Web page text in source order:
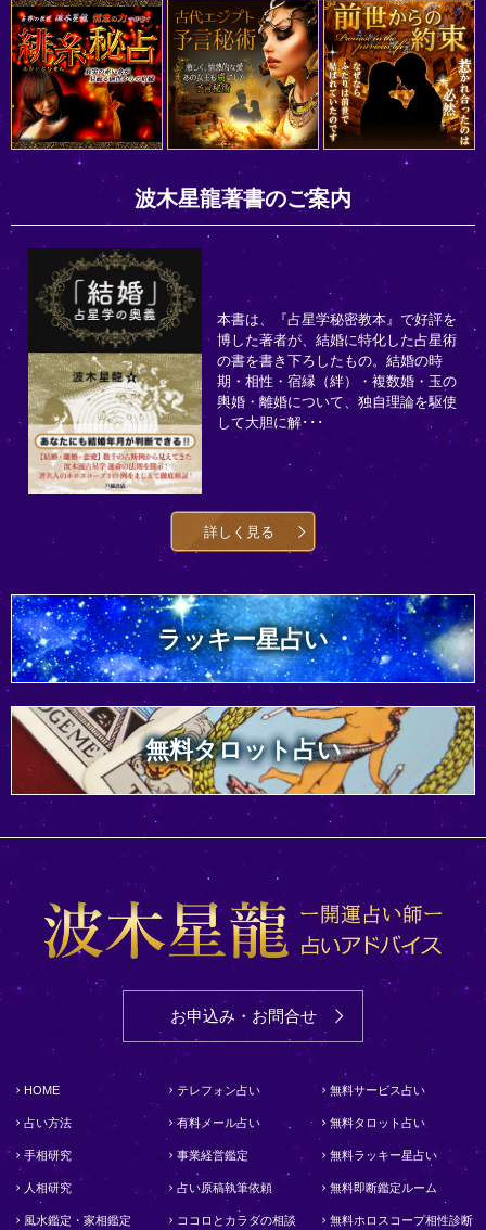
波木星龍著書のご案内
本書は、『占星学秘密教本』で好評を
博した著者が、結婚に特化した占星術
の書を書き下ろしたもの。結婚の時
期・相性・宿縁（絆）・複数婚・玉の
輿婚・離婚について、独自理論を駆使
して大胆に解･･･
詳しく見る
ラッキー星占い
無料タロット占い
お申込み・お問合せ
HOME
占い方法
手相研究
人相研究
風水鑑定・家相鑑定
テレフォン占い
有料メール占い
事業経営鑑定
占い原稿執筆依頼
ココロとカラダの相談
無料サービス占い
無料タロット占い
無料ラッキー星占い
無料即断鑑定ルーム
無料ホロスコープ相性診断